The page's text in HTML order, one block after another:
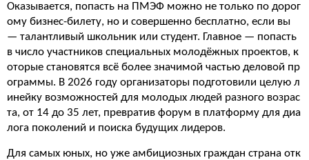
Оказывается, попасть на ПМЭФ можно не только по дорог
ому бизнес-билету, но и совершенно бесплатно, если вы
— талантливый школьник или студент. Главное — попасть
в число участников специальных молодёжных проектов, к
оторые становятся всё более значимой частью деловой пр
ограммы. В 2026 году организаторы подготовили целую л
инейку возможностей для молодых людей разного возрас
та, от 14 до 35 лет, превратив форум в платформу для диа
лога поколений и поиска будущих лидеров.
Для самых юных, но уже амбициозных граждан страна отк